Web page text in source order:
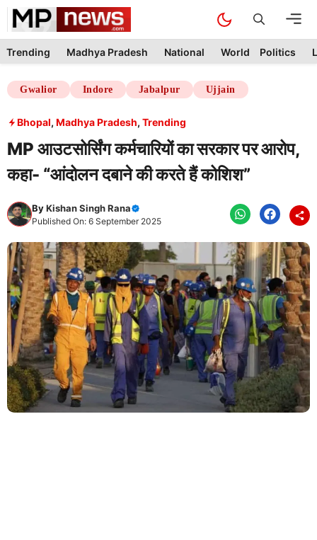
Skip
content
Trending Madhya Pradesh National World Politics
Gwalior Indore Jabalpur Ujjain
Bhopal, Madhya Pradesh, Trending
MP आउटसोर्सिंग कर्मचारियों का सरकार पर आरोप,
कहा- “आंदोलन दबाने की करते हैं कोशिश”
ByKishan Singh Rana
Published On: 6 September 2025